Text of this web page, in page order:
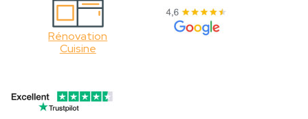
Rénovation
Cuisine